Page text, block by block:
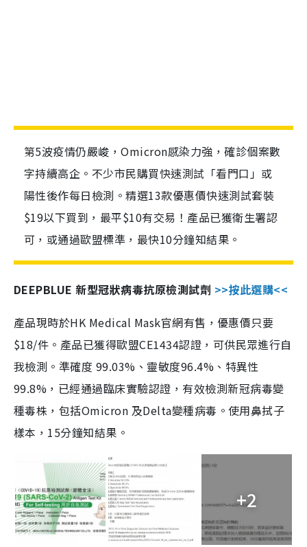
第5波疫情仍嚴峻，Omicron感染力強，確診個案數
字持續高企。不少市民購買快速測試「看門口」或
陽性後作每日檢測。精選13款優惠價快速測試套裝
$19以下買到，最平$10有交易！產品已獲衛生署認
可，或通過歐盟標準，最快10分鐘知結果。
DEEPBLUE 新型冠狀病毒抗原檢測試劑 >>按此選購<<
產品現時於HK Medical Mask官網有售，優惠價只要
$18/件。產品已獲得歐盟CE1434認證，可供民眾進行自
我檢測。準確度 99.03%、靈敏度96.4%、特異性
99.8%，已經通過臨床實驗認證，有效檢測新冠病毒變
種毒株，包括Omicron 及Delta變種病毒。使用鼻拭子
樣本，15分鐘知結果。
+2